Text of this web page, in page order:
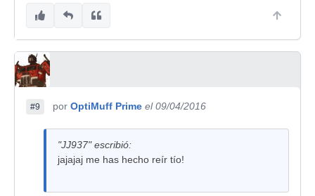
#9 por OptiMuff Prime el 09/04/2016
"JJ937" escribió:
jajajaj me has hecho reír tío!